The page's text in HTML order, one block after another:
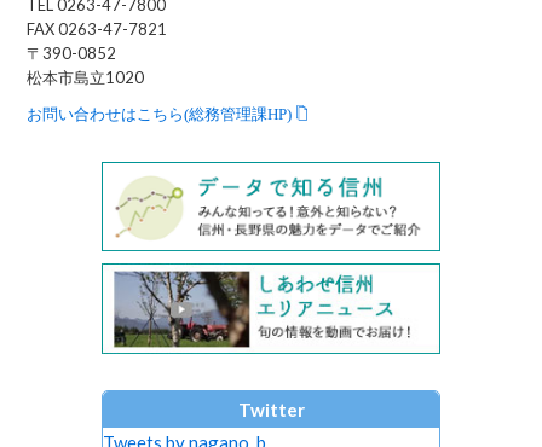
TEL 0263-47-7800
FAX 0263-47-7821
〒390-0852
松本市島立1020
お問い合わせはこちら(総務管理課HP)
Twitter
Tweets by nagano_b